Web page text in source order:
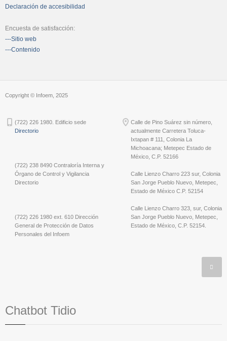
Declaración de accesibilidad
Encuesta de satisfacción:
---Sitio web
---Contenido
Copyright © Infoem, 2025
(722) 226 1980. Edificio sede
Directorio
(722) 238 8490 Contraloría Interna y
Órgano de Control y Vigilancia
Directorio
(722) 226 1980 ext. 610 Dirección
General de Protección de Datos
Personales del Infoem
Calle de Pino Suárez sin número,
actualmente Carretera Toluca-
Ixtapan # 111, Colonia La
Michoacana; Metepec Estado de
México, C.P. 52166
Calle Lienzo Charro 223 sur, Colonia
San Jorge Pueblo Nuevo, Metepec,
Estado de México C.P. 52154
Calle Lienzo Charro 323, sur, Colonia
San Jorge Pueblo Nuevo, Metepec,
Estado de México, C.P. 52154.
Chatbot Tidio